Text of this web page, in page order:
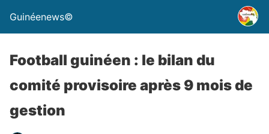
Guinéenews©
Football guinéen : le bilan du
comité provisoire après 9 mois de
gestion